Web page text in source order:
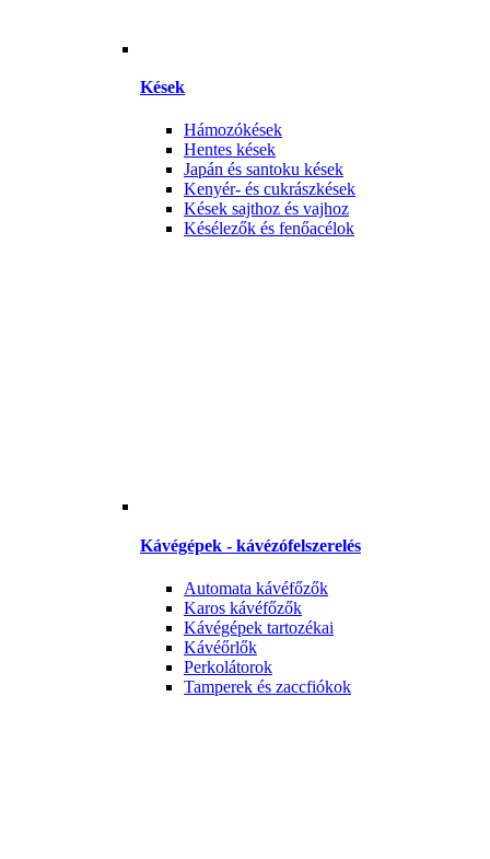
Kések
Hámozókések
Hentes kések
Japán és santoku kések
Kenyér- és cukrászkések
Kések sajthoz és vajhoz
Késélezők és fenőacélok
Kávégépek - kávézófelszerelés
Automata kávéfőzők
Karos kávéfőzők
Kávégépek tartozékai
Kávéőrlők
Perkolátorok
Tamperek és zaccfiókok